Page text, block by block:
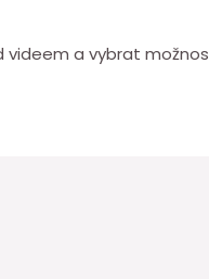
a vybrat